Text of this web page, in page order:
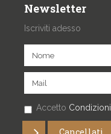
Newsletter
Iscriviti adesso
Accetto Condizioni